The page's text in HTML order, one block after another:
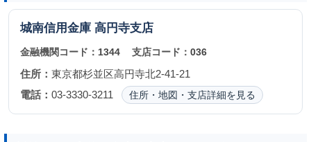
城南信用金庫 高円寺支店
金融機関コード： 1344 支店コード：036
住所： 東京都杉並区高円寺北2-41-21
電話： 03-3330-3211 住所・地図・支店詳細を見る